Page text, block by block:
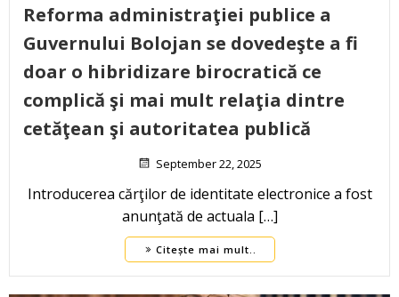
Reforma administraţiei publice a
Guvernului Bolojan se dovedeşte a fi
doar o hibridizare birocratică ce
complică şi mai mult relaţia dintre
cetăţean şi autoritatea publică
September 22, 2025
Introducerea cărţilor de identitate electronice a fost
anunţată de actuala […]
Citește mai mult..